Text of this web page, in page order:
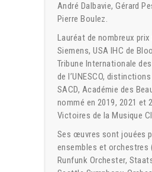
André Dalbavie, Gérard
Pierre Boulez.
Lauréat de nombreux
Siemens, USA IHC de
Tribune Internationale
de l’UNESCO,
SACD, Académie des
nommé en 2019, 2021 et
Victoires de la Musique
Ses œuvres sont jouées
ensembles et orchestres
Runfunk Orchester,